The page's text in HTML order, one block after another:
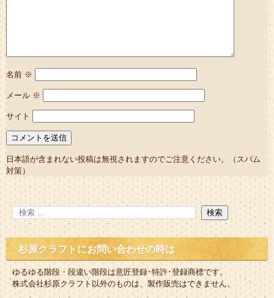
名前 ※
メール ※
サイト
日本語が含まれない投稿は無視されますのでご注意ください。（スパム
対策）
杉原クラフトにお問い合わせの時は
ゆるゆる階段・段違い階段は意匠登録･特許･登録商標です。
株式会社杉原クラフト以外のものは、製作販売はできません。